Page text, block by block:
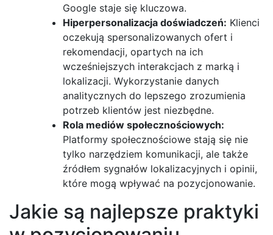
Google staje się kluczowa.
Hiperpersonalizacja doświadczeń: Klienci
oczekują spersonalizowanych ofert i
rekomendacji, opartych na ich
wcześniejszych interakcjach z marką i
lokalizacji. Wykorzystanie danych
analitycznych do lepszego zrozumienia
potrzeb klientów jest niezbędne.
Rola mediów społecznościowych:
Platformy społecznościowe stają się nie
tylko narzędziem komunikacji, ale także
źródłem sygnałów lokalizacyjnych i opinii,
które mogą wpływać na pozycjonowanie.
Jakie są najlepsze praktyki